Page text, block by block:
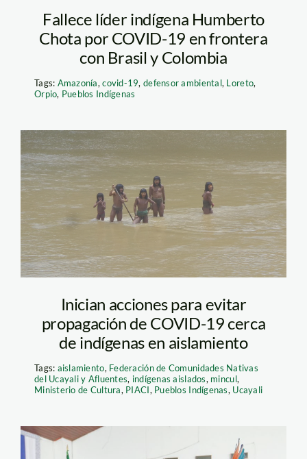
Fallece líder indígena Humberto
Chota por COVID-19 en frontera
con Brasil y Colombia
Tags: Amazonía,covid-19,defensor ambiental, Loreto,
Orpio, Pueblos Indígenas
SERNANP-PIACI-
Modificación-Ley-
SPDA-1536×851 (1)
Inician acciones para evitar
propagación de COVID-19 cerca
de indígenas en aislamiento
Tags: aislamiento, Federación de Comunidades Nativas
del Ucayali y Afluentes, indígenas aislados, mincul,
Ministerio de Cultura, PIACI, Pueblos Indígenas, Ucayali